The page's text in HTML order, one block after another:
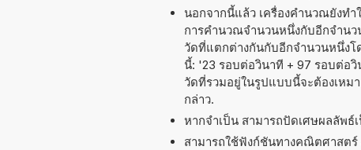
นอกจากนี้แล้ว เครื่องคำนวณยังท
การคำนวณจำนวนหนึ่งกับอีกจำน
วัดที่แตกต่างกันกับอีกจำนวนหนึ่งโ
นี้: '23 รอบต่อวินาที + 97 รอบต่อ
วัดที่รวมอยู่ในรูปแบบนี้จะต้องเหม
กล่าว.
หากจำเป็น สามารถปัดเศษผลลัพ
สามารถใช้ฟังก์ชันทางคณิตศาสตร์